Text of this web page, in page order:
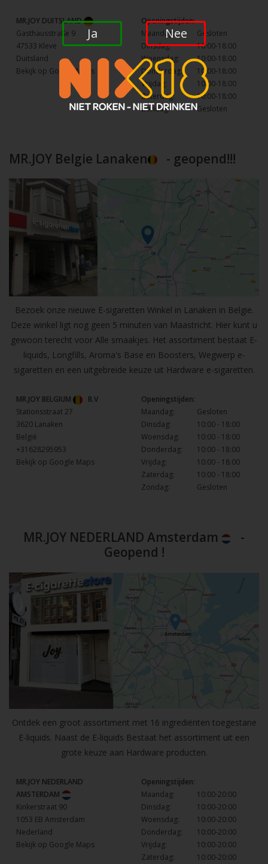
MR.JOY DUITSLAND
Gasthausstraße 9
47533 Kleve
Duitsland
Bekijk op Google Maps
Openingstijden:
Maandag:
Gesloten
Dinsdag:
10:00-18:00
Woensdag:
10:00-18:00
Donderdag:
10:00-18:00
Vrijdag:
10:00-18:00
Zaterdag:
10:00-18:00
Zondag:
Gesloten
MR.JOY Belgie Lanaken - geopend!!!
Bezoek onze nieuwe E-sigaretten Winkel in Lanaken in Belgie.
Deze winkel ligt nog geen 5 minuten van Maastricht. Hier kunt u
gewoon terecht voor Alle smaakjes. Het assortiment bestaat E-
liquids, Longfills, Aroma's Base en Boosters, Wegwerp e-
sigaretten en een uitgebreide keuze uit Hardware e-sigaretten.
MR.JOY BELGIUM
B.V
Stationsstraat 27
3620 Lanaken
België
+31628295953
Bekijk op Google Maps
Openingstijden:
Maandag:
Gesloten
Dinsdag:
10:00 - 18:00
Woensdag:
10:00 - 18:00
Donderdag:
10:00 - 18:00
Vrijdag:
10:00 - 18:00
Zaterdag:
10:00 - 18:00
Zondag:
Gesloten
MR.JOY NEDERLAND Amsterdam
-
Geopend !
Ontdek een groot assortiment met 16 ingrediënten toegestane
E-liquids. Naast de E-liquids Bestaat het assortiment uit een
grote keuze aan Hardware producten.
MR.JOY NEDERLAND
AMSTERDAM
Kinkerstraat 90
1053 EB Amsterdam
Nederland
Bekijk op Google Maps
Openingstijden:
Maandag:
10:00-20:00
Dinsdag:
10:00-20:00
Woensdag:
10:00-20:00
Donderdag:
10:00-20:00
Vrijdag:
10:00-20:00
Zaterdag:
10:00-20:00
Ja Nee